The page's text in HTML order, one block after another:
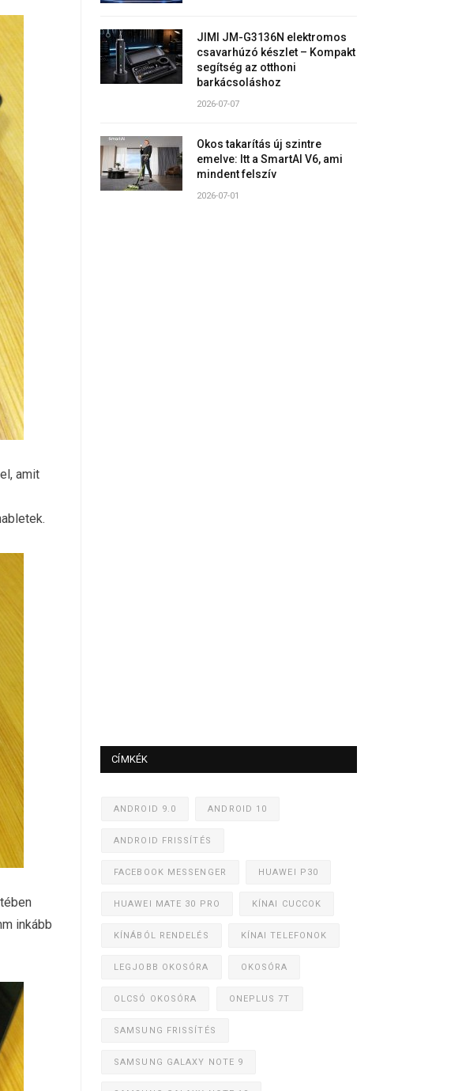
amit
inkább
JIMI JM-G3136N elektromos
csavarhúzó készlet – Kompakt
segítség az otthoni
barkácsoláshoz
2026-07-07
Okos takarítás új szintre
emelve: Itt a SmartAI V6, ami
mindent felszív
2026-07-01
CÍMKÉK
ANDROID 9.0 ANDROID 10
ANDROID FRISSÍTÉS
FACEBOOK MESSENGER HUAWEI P30
HUAWEI MATE 30 PRO KÍNAI CUCCOK
KÍNÁBÓL RENDELÉS KÍNAI TELEFONOK
LEGJOBB OKOSÓRA OKOSÓRA
OLCSÓ OKOSÓRA ONEPLUS 7T
SAMSUNG FRISSÍTÉS
SAMSUNG GALAXY NOTE 9